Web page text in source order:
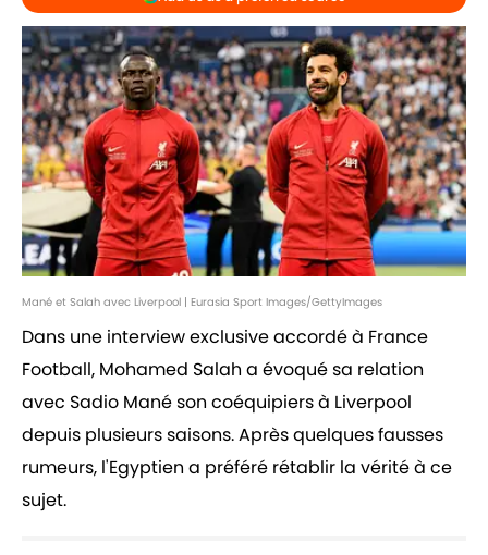
Mané et Salah avec Liverpool | Eurasia Sport Images/GettyImages
Dans une interview exclusive accordé à France
Football, Mohamed Salah a évoqué sa relation
avec Sadio Mané son coéquipiers à Liverpool
depuis plusieurs saisons. Après quelques fausses
rumeurs, l'Egyptien a préféré rétablir la vérité à ce
sujet.